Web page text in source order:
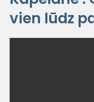
vien lūdz